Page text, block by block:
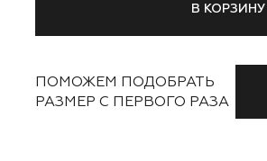
В КОРЗИНУ
ПОМОЖЕМ ПОДОБРАТЬ
РАЗМЕР С ПЕРВОГО РАЗА